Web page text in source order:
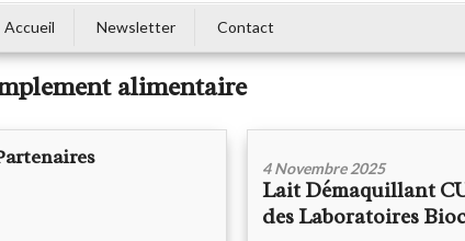
Accueil Newsletter Contact
alimentaire
4 Novembre 2025
Lait Démaquillant
des Laboratoires